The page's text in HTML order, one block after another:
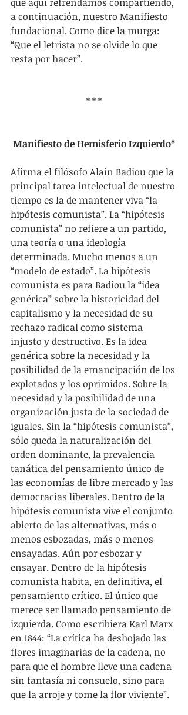
a continuación, nuestro Manifiesto
fundacional. Como dice la murga:
“Que el letrista no se olvide lo que
resta por hacer”.
* * *
Manifiesto de Hemisferio Izquierdo*
Afirma el filósofo Alain Badiou que la
principal tarea intelectual de nuestro
tiempo es la de mantener viva “la
hipótesis comunista”. La “hipótesis
comunista” no refiere a un partido,
una teoría o una ideología
determinada. Mucho menos a un
“modelo de estado”. La hipótesis
comunista es para Badiou la “idea
genérica” sobre la historicidad del
capitalismo y la necesidad de su
rechazo radical como sistema
injusto y destructivo. Es la idea
genérica sobre la necesidad y la
posibilidad de la emancipación de los
explotados y los oprimidos. Sobre la
necesidad y la posibilidad de una
organización justa de la sociedad de
iguales. Sin la “hipótesis comunista”,
sólo queda la naturalización del
orden dominante, la prevalencia
tanática del pensamiento único de
las economías de libre mercado y las
democracias liberales. Dentro de la
hipótesis comunista vive el conjunto
abierto de las alternativas, más o
menos esbozadas, más o menos
ensayadas. Aún por esbozar y
ensayar. Dentro de la hipótesis
comunista habita, en definitiva, el
pensamiento crítico. El único que
merece ser llamado pensamiento de
izquierda. Como escribiera Karl Marx
en 1844: “La crítica ha deshojado las
flores imaginarias de la cadena, no
para que el hombre lleve una cadena
sin fantasía ni consuelo, sino para
que la arroje y tome la flor viviente”.